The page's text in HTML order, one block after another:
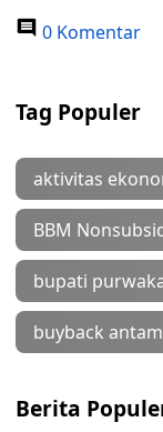
0 Komentar
Tag Populer
aktivitas
BBM
bupati
buyback
Berita